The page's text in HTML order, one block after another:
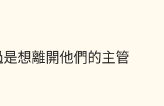
想離開他們的主管